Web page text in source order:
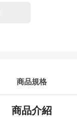
商品規格
商品介紹